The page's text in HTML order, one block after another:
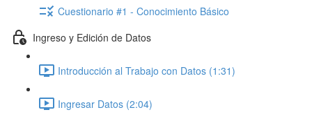
Cuestionario #1 - Conocimiento Básico
Ingreso y Edición de Datos
Introducción al Trabajo con Datos (1:31)
Ingresar Datos (2:04)